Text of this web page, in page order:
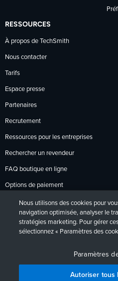
RESSOURCES
À propos de TechSmith
Nous contacter
Tarifs
Espace presse
Partenaires
Recrutement
Ressources pour les entreprises
Rechercher un revendeur
FAQ boutique en ligne
Options de paiement
Politique de retour
DeutschFrançais
Nous utilisons des cookies pour
navigation optimisée, analyser le
stratégies marketing. Pour gérer
sélectionnez « Paramètres des
Paramètres
Autoriser tous